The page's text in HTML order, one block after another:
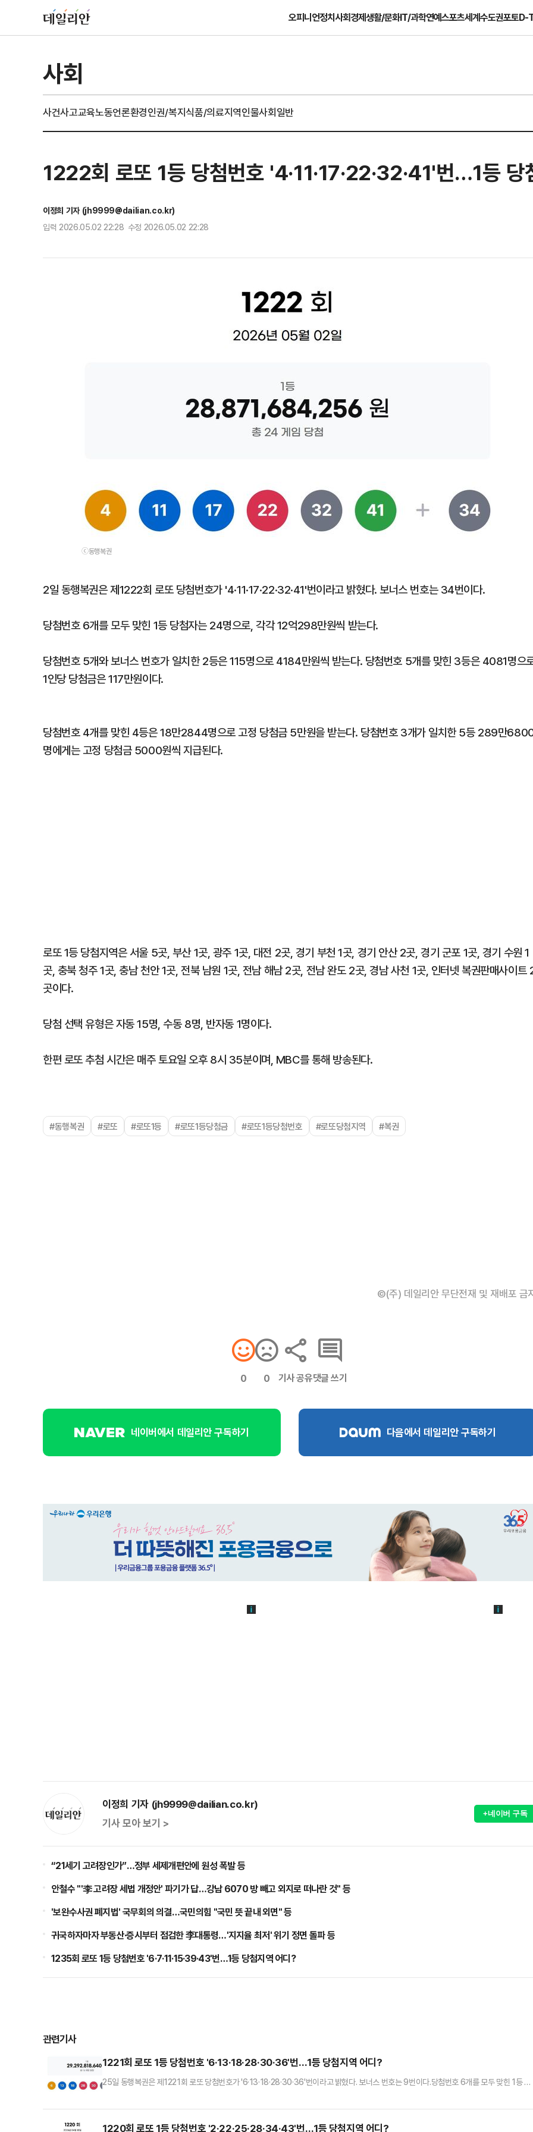
오피니언정치사회경제생활/문화IT/과학연예스포츠세계수도권포토D-
사회
사건사고교육노동언론환경인권/복지식품/의료지역인물사회일반
1222회 로또 1등 당첨번호 '4·11·17·22·32·41'번…1등 당
이정희 기자 (jh9999@dailian.co.kr)
입력 2026.05.02 22:28 수정 2026.05.02 22:28
ⓒ동행복권
2일 동행복권은 제1222회 로또 당첨번호가 '4·11·17·22·32·41'번이라고 밝혔다. 보너스 번호는 34번이다.
당첨번호 6개를 모두 맞힌 1등 당첨자는 24명으로, 각각 12억298만원씩 받는다.
당첨번호 5개와 보너스 번호가 일치한 2등은 115명으로 4184만원씩 받는다. 당첨번호 5개를 맞힌 3등은 4081명으
1인당 당첨금은 117만원이다.
당첨번호 4개를 맞힌 4등은 18만2844명으로 고정 당첨금 5만원을 받는다. 당첨번호 3개가 일치한 5등 289만
명에게는 고정 당첨금 5000원씩 지급된다.
로또 1등 당첨지역은 서울 5곳, 부산 1곳, 광주 1곳, 대전 2곳, 경기 부천 1곳, 경기 안산 2곳, 경기 군포 1곳, 경기 수원 1
곳, 충북 청주 1곳, 충남 천안 1곳, 전북 남원 1곳, 전남 해남 2곳, 전남 완도 2곳, 경남 사천 1곳, 인터넷 복권판매사이트
곳이다.
당첨 선택 유형은 자동 15명, 수동 8명, 반자동 1명이다.
한편 로또 추첨 시간은 매주 토요일 오후 8시 35분이며, MBC를 통해 방송된다.
#동행복권 #로또 #로또1등 #로또1등당첨금 #로또1등당첨번호 #로또당첨지역 #복권
©(주) 데일리안 무단전재 및 재배포 금
0 0 기사 공유댓글 쓰기
네이버에서 데일리안 구독하기 다음에서 데일리안 구독하기
이정희 기자 (jh9999@dailian.co.kr)
기사 모아 보기 >
+네이버 구독
“21세기 고려장인가”…정부 세제개편안에 원성 폭발 등
안철수 "'李 고려장 세법 개정안' 파기가 답…강남 6070 방 빼고 외지로 떠나란 것" 등
'보완수사권 폐지법' 국무회의 의결…국민의힘 "국민 뜻 끝내 외면" 등
귀국하자마자 부동산·증시부터 점검한 李대통령…'지지율 최저' 위기 정면 돌파 등
1235회 로또 1등 당첨번호 '6·7·11·15·39·43'번…1등 당첨지역 어디?
관련기사
1221회 로또 1등 당첨번호 '6·13·18·28·30·36'번…1등 당첨지역 어디?
25일 동행복권은 제1221회 로또 당첨번호가 '6·13·18·28·30·36'번이라고 밝혔다. 보너스 번호는 9번이다.당첨번호 6개를 모두 맞힌 1등 당
를 맞힌 3등은 3465명으로 1인당 당첨금은 140만원이다.당첨번호 4개를 맞힌 4등은 17만4082명으로 고정 당첨금 5만원을 받는다. 당첨
1220회 로또 1등 당첨번호 '2·22·25·28·34·43'번…1등 당첨지역 어디?